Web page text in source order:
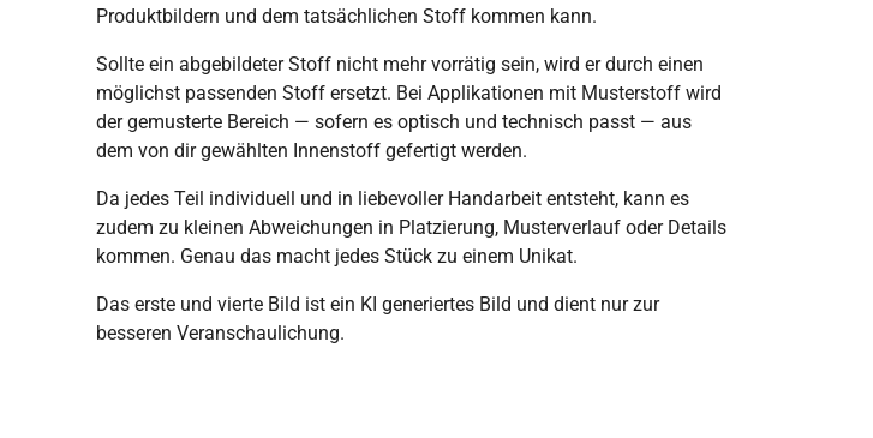
Produktbildern und dem tatsächlichen Stoff kommen kann.
Sollte ein abgebildeter Stoff nicht mehr vorrätig sein, wird er durch einen
möglichst passenden Stoff ersetzt. Bei Applikationen mit Musterstoff wird
der gemusterte Bereich — sofern es optisch und technisch passt — aus
dem von dir gewählten Innenstoff gefertigt werden.
Da jedes Teil individuell und in liebevoller Handarbeit entsteht, kann es
zudem zu kleinen Abweichungen in Platzierung, Musterverlauf oder Details
kommen. Genau das macht jedes Stück zu einem Unikat.
Das erste und vierte Bild ist ein KI generiertes Bild und dient nur zur
besseren Veranschaulichung.